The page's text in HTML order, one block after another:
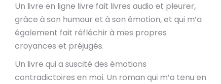
Un livre en ligne livre fait livres audio et pleurer,
grâce à son humour et à son émotion, et qui m’a
également fait réfléchir à mes propres
croyances et préjugés.
Un livre qui a suscité des émotions
contradictoires en moi. Un roman qui m’a tenu en